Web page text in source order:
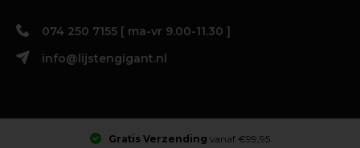
074 250 7155 [ ma-vr 9.00-11.30 ]
info@lijstengigant.nl
Gratis Verzending vanaf €99,95